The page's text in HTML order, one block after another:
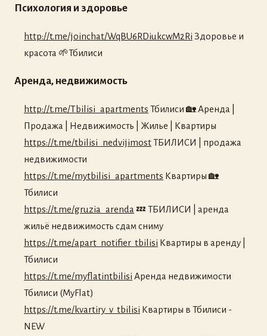
Психология и здоровье
http://t.me/joinchat/WqBU6RDiukcwM2Ri Здоровье и
красота 🌱Тбилиси
Аренда, недвижимость
http://t.me/Tbilisi_apartments Тбилиси 🏡 Аренда |
Продажа | Недвижимость | Жилье | Квартиры
https://t.me/tbilisi_nedvijimostТБИЛИСИ | продажа
недвижимости
https://t.me/mytbilisi_apartments Квартиры 🏡
Тбилиси
https://t.me/gruzia_arenda 💤 ТБИЛИСИ | аренда
жильё недвижимость сдам сниму
https://t.me/apart_notifier_tbilisi Квартиры в аренду |
Тбилиси
https://t.me/myflatintbilisi Аренда недвижимости
Тбилиси (MyFlat)
https://t.me/kvartiry_v_tbilisi Квартиры в Тбилиси -
NEW